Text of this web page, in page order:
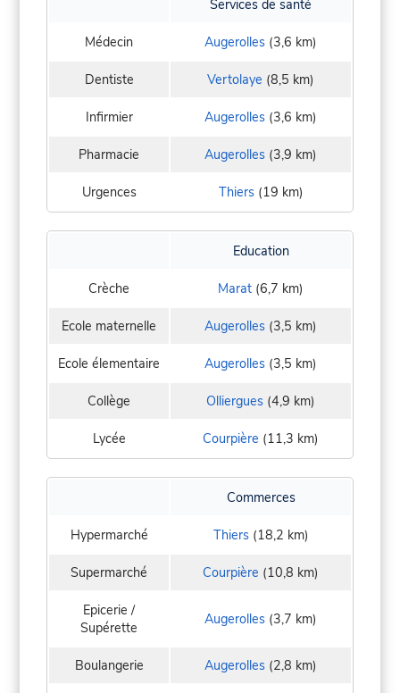
Services de santé
Médecin Augerolles (3,6 km)
Dentiste Vertolaye (8,5 km)
Infirmier Augerolles (3,6 km)
Pharmacie Augerolles (3,9 km)
Urgences Thiers(19 km)
Education
Crèche Marat (6,7 km)
Ecole maternelle Augerolles (3,5 km)
Ecole élementaire Augerolles (3,5 km)
Collège Olliergues (4,9 km)
Lycée Courpière (11,3 km)
Commerces
Hypermarché Thiers(18,2 km)
Supermarché Courpière (10,8 km)
Epicerie /
Supérette
Augerolles (3,7 km)
Boulangerie Augerolles (2,8 km)